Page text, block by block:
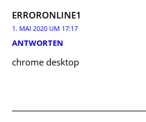
ERRORONLINE1
1. MAI 2020 UM 17:17
ANTWORTEN
chrome desktop